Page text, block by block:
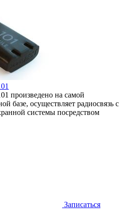
произведено на самой
базе, осуществляет радиосвязь с
системы посредством
Записаться